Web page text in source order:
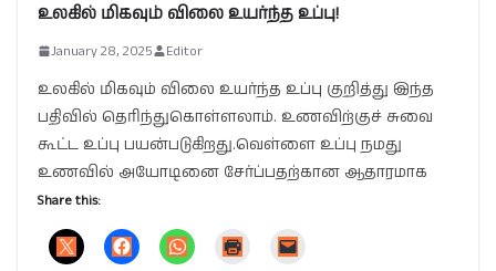
உலகில் மிகவும் விலை உயர்ந்த உப்பு!
January 28, 2025 Editor
உலகில் மிகவும் விலை உயர்ந்த உப்பு குறித்து இந்த
பதிவில் தெரிந்துகொள்ளலாம். உணவிற்குச் சுவை
கூட்ட உப்பு பயன்படுகிறது.வெள்ளை உப்பு நமது
உணவில் அயோடினை சேர்ப்பதற்கான ஆதாரமாக
Share this: